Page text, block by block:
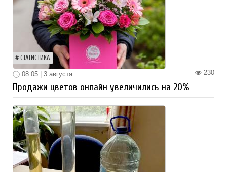
СТАТИСТИКА
230
08:05 | 3 августа
Продажи цветов онлайн увеличились на 20%